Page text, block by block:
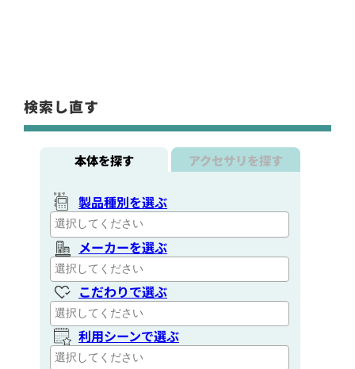
検索し直す
本体を探す アクセサリを探す
製品種別を選ぶ
メーカーを選ぶ
こだわりで選ぶ
利用シーンで選ぶ